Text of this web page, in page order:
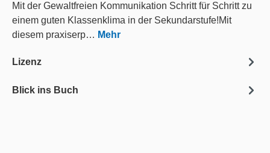
Mit der Gewaltfreien Kommunikation Schritt für Schritt zu
einem guten Klassenklima in der Sekundarstufe!Mit
diesem praxiserp… Mehr
Lizenz
Blick ins Buch